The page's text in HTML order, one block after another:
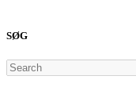
SØG
Search